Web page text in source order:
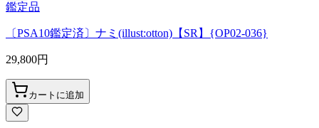
鑑定品
〔PSA10鑑定済〕ナミ(illust:otton)【SR】{OP02-036}
29,800円
カートに追加